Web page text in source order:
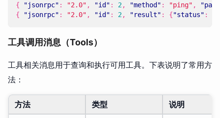
{
"jsonrpc" : "2.0" , "id" : 2, "method" : "ping" ,
{
"jsonrpc" : "2.0" , "id" : 2, "result" : {"status" :
工具调用消息（Tools）
工具相关消息用于查询和执行可用工具。下表说明了常用方
法：
方法 类型 说明